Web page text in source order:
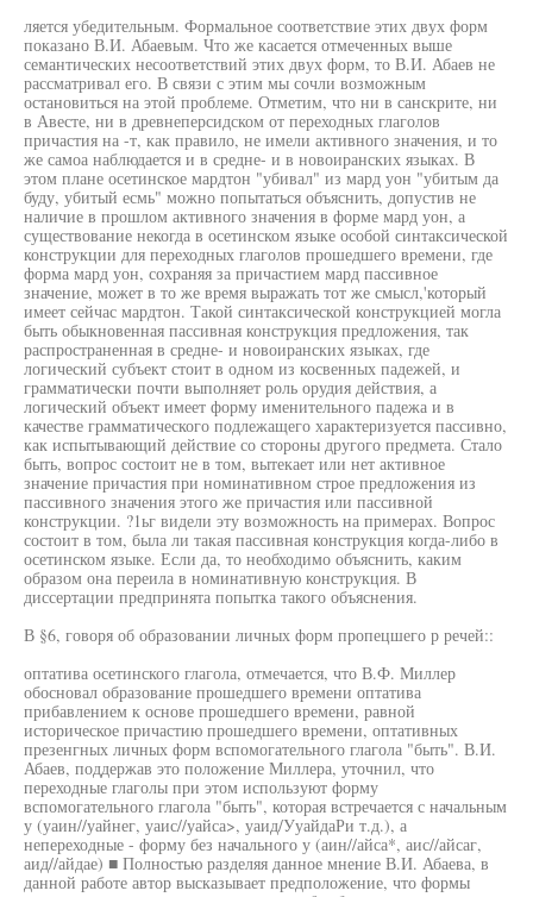
ляется убедительным. Формальное соответствие этих двух форм
показано В.И. Абаевым. Что же касается отмеченных выше
семантических несоответствий этих двух форм, то В.И. Абаев не
рассматривал его. В связи с этим мы сочли возможным
остановиться на этой проблеме. Отметим, что ни в санскрите, ни
в Авесте, ни в древнеперсидском от переходных глаголов
причастия на -т, как правило, не имели активного значения, и то
же самоа наблюдается и в средне- и в новоиранских языках. В
этом плане осетинское мардтон "убивал" из мард уон "убитым да
буду, убитый есмь" можно попытаться объяснить, допустив не
наличие в прошлом активного значения в форме мард уон, а
существование некогда в осетинском языке особой синтаксической
конструкции для переходных глаголов прошедшего времени, где
форма мард уон, сохраняя за причастием мард пассивное
значение, может в то же время выражать тот же смысл,'который
имеет сейчас мардтон. Такой синтаксической конструкцией могла
быть обыкновенная пассивная конструкция предложения, так
распространенная в средне- и новоиранских языках, где
логический субъект стоит в одном из косвенных падежей, и
грамматически почти выполняет роль орудия действия, а
логический объект имеет форму именительного падежа и в
качестве грамматического подлежащего характеризуется пассивно,
как испытывающий действие со стороны другого предмета. Стало
быть, вопрос состоит не в том, вытекает или нет активное
значение причастия при номинативном строе предложения из
пассивного значения этого же причастия или пассивной
конструкции. ?1ьг видели эту возможность на примерах. Вопрос
состоит в том, была ли такая пассивная конструкция когда-либо в
осетинском языке. Если да, то необходимо объяснить, каким
образом она переила в номинативную конструкция. В
диссертации предпринята попытка такого объяснения.
В §6, говоря об образовании личных форм пропецшего р речей::
оптатива осетинского глагола, отмечается, что В.Ф. Миллер
обосновал образование прошедшего времени оптатива
прибавлением к основе прошедшего времени, равной
историческое причастию прошедшего времени, оптативных
презенгных личных форм вспомогательного глагола "быть". В.И.
Абаев, поддержав это положение Миллера, уточнил, что
переходные глаголы при этом используют форму
вспомогательного глагола "быть", которая встречается с начальным
у (уаин//уайнег, уаис//уайса>, уаид/УуайдаРи т.д.), а
непереходные - форму без начального у (аин//айса*, аис//айсаг,
аид//айдае) ■ Полностью разделяя данное мнение В.И. Абаева, в
данной работе автор высказывает предположение, что формы